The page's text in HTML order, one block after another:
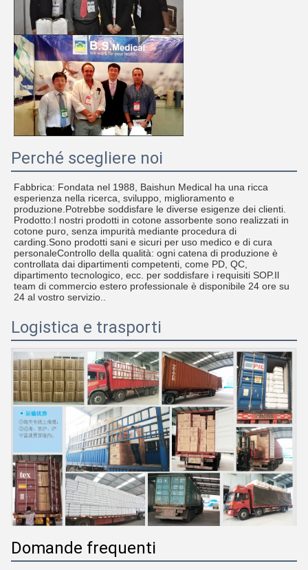
Perché scegliere noi
Fabbrica: Fondata nel 1988, Baishun Medical ha una ricca
esperienza nella ricerca, sviluppo, miglioramento e
produzione.Potrebbe soddisfare le diverse esigenze dei clienti.
Prodotto:I nostri prodotti in cotone assorbente sono realizzati in
cotone puro, senza impurità mediante procedura di
carding.Sono prodotti sani e sicuri per uso medico e di cura
personaleControllo della qualità: ogni catena di produzione è
controllata dai dipartimenti competenti, come PD, QC,
dipartimento tecnologico, ecc. per soddisfare i requisiti SOP.Il
team di commercio estero professionale è disponibile 24 ore su
24 al vostro servizio..
Logistica e trasporti
Domande frequenti